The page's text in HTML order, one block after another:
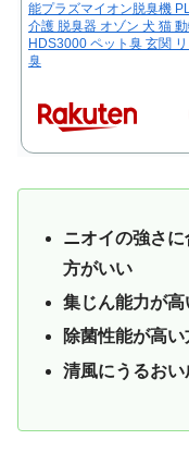
能プラズマイオン脱臭機
介護 脱臭器 オゾン 犬 猫
HDS3000 ペット臭 玄関
臭
ニオイの強さ
方がいい
集じん能力が
除菌性能が高
清風にうるお